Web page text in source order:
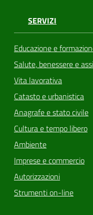
SERVIZI
Educazione e
Salute, benessere e
Vita lavorativa
Catasto e urbanistica
Anagrafe e stato civile
Cultura e tempo libero
Ambiente
Imprese e commercio
Autorizzazioni
Strumenti on-line